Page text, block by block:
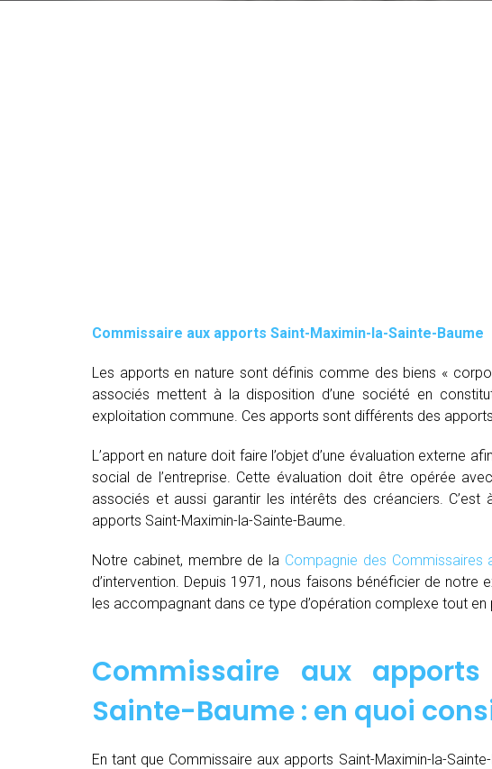
Commissaire aux apports Saint-Maximin-la-Sainte-Baume
Les apports en nature sont définis comme des biens «
associés mettent à la disposition d’une société en
exploitation commune. Ces apports sont différents des
L’apport en nature doit faire l’objet d’une évaluation externe
social de l’entreprise. Cette évaluation doit être opérée
associés et aussi garantir les intérêts des créanciers. C’est
apports Saint-Maximin-la-Sainte-Baume.
Notre cabinet, membre de la Compagnie des Commissaires
d’intervention. Depuis 1971, nous faisons bénéficier de notre
les accompagnant dans ce type d’opération complexe tout
Commissaire aux
Sainte-Baume : en quoi
En tant que Commissaire aux apports Saint-Maximin-la-